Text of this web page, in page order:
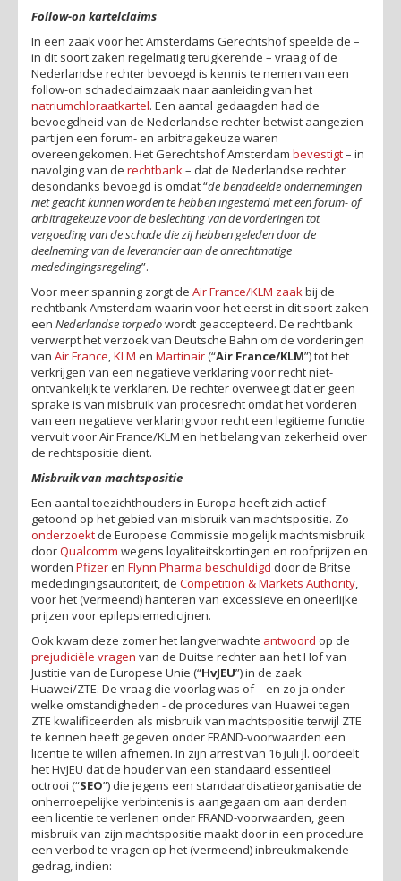
Follow-on kartelclaims
In een zaak voor het Amsterdams Gerechtshof speelde de –
in dit soort zaken regelmatig terugkerende – vraag of de
Nederlandse rechter bevoegd is kennis te nemen van een
follow-on schadeclaimzaak naar aanleiding van het
natriumchloraatkartel. Een aantal gedaagden had de
bevoegdheid van de Nederlandse rechter betwist aangezien
partijen een forum- en arbitragekeuze waren
overeengekomen. Het Gerechtshof Amsterdam bevestigt– in
navolging van de rechtbank – dat de Nederlandse rechter
desondanks bevoegd is omdat “de benadeelde ondernemingen
niet geacht kunnen worden te hebben ingestemd met een forum- of
arbitragekeuze voor de beslechting van de vorderingen tot
vergoeding van de schade die zij hebben geleden door de
deelneming van de leverancier aan de onrechtmatige
mededingingsregeling”.
Voor meer spanning zorgt de Air France/KLM zaak bij de
rechtbank Amsterdam waarin voor het eerst in dit soort zaken
een Nederlandse torpedowordt geaccepteerd. De rechtbank
verwerpt het verzoek van Deutsche Bahn om de vorderingen
van Air France KLM en Martinair(“Air France/KLM”) tot het
verkrijgen van een negatieve verklaring voor recht niet-
ontvankelijk te verklaren. De rechter overweegt dat er geen
sprake is van misbruik van procesrecht omdat het vorderen
van een negatieve verklaring voor recht een legitieme functie
vervult voor Air France/KLM en het belang van zekerheid over
de rechtspositie dient.
Misbruik van machtspositie
Een aantal toezichthouders in Europa heeft zich actief
getoond op het gebied van misbruik van machtspositie. Zo
onderzoekt de Europese Commissie mogelijk machtsmisbruik
doorQualcomm wegens loyaliteitskortingen en roofprijzen en
worden Pfizeren Flynn Pharma beschuldigd door de Britse
mededingingsautoriteit, de Competition & Markets Authority
voor het (vermeend) hanteren van excessieve en oneerlijke
prijzen voor epilepsiemedicijnen.
Ook kwam deze zomer het langverwachte antwoord op de
prejudiciële vragen van de Duitse rechter aan het Hof van
Justitie van de Europese Unie (“HvJEU”) in de zaak
Huawei/ZTE. De vraag die voorlag was of – en zo ja onder
welke omstandigheden - de procedures van Huawei tegen
ZTE kwalificeerden als misbruik van machtspositie terwijl ZTE
te kennen heeft gegeven onder FRAND-voorwaarden een
licentie te willen afnemen. In zijn arrest van 16 juli jl. oordeelt
het HvJEU dat de houder van een standaard essentieel
octrooi (“SEO”) die jegens een standaardisatieorganisatie de
onherroepelijke verbintenis is aangegaan om aan derden
een licentie te verlenen onder FRAND-voorwaarden, geen
misbruik van zijn machtspositie maakt door in een procedure
een verbod te vragen op het (vermeend) inbreukmakende
gedrag, indien: